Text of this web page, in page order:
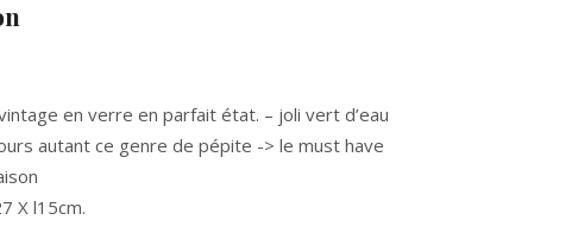
en verre en parfait état. – joli vert d’eau
autant ce genre de pépite -> le must have
X l15cm.